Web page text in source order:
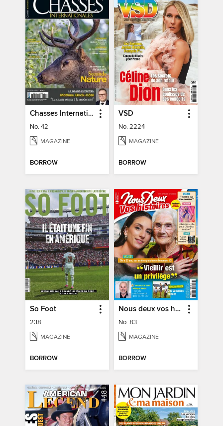
Chasses Internationales
No. 42
MAGAZINE
BORROW
VSD
No. 2224
MAGAZINE
BORROW
So Foot
238
MAGAZINE
BORROW
Nous deux vos histoires
No. 83
MAGAZINE
BORROW